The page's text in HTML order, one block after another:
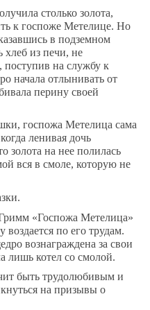
столько золота,
к госпоже Метелице. Но
в подземном
хлеб из печи, не
поступив на службу к
начала отлынивать от
перину своей
госпожа Метелица сама
ленивая дочь
золота на нее полилась
вся в смоле, которую не
«Госпожа Метелица»
воздается по его трудам.
вознаграждена за свои
лишь котел со смолой.
быть трудолюбивым и
на призывы о